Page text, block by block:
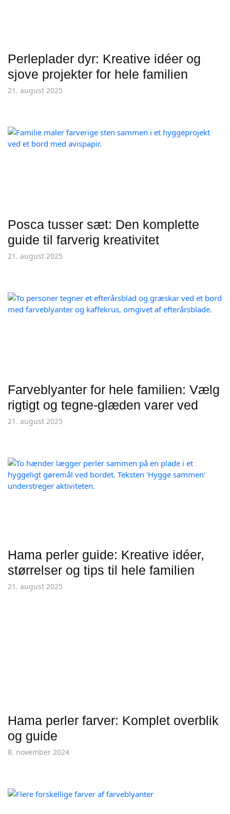
Perleplader dyr: Kreative idéer og
sjove projekter for hele familien
21. august 2025
Posca tusser sæt: Den komplette
guide til farverig kreativitet
21. august 2025
Farveblyanter for hele familien: Vælg
rigtigt og tegne-glæden varer ved
21. august 2025
Hama perler guide: Kreative idéer,
størrelser og tips til hele familien
21. august 2025
Hama perler farver: Komplet overblik
og guide
8. november 2024